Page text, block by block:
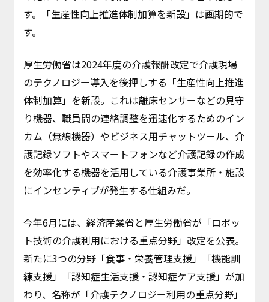
す。「生産性向上推進体制加算を新設」は画期的で
す。
厚生労働省は2024年度の介護報酬改定で介護現場
のテクノロジー導入を後押しする「生産性向上推進
体制加算」を新設。これは離床センサーなどの見守
り機器、職員間の連絡調整を迅速化するためのイン
カム（無線機器）やビジネス用チャットツール、介
護記録ソフトやスマートフォンなど介護記録の作成
を効率化する機器を活用している介護事業所・施設
にインセンティブが発生する仕組みだ。
今年6月には、経済産業省と厚生労働省が「ロボッ
ト技術の介護利用における重点分野」改定を公表。
新たに3つの分野「食事・栄養管理支援」「機能訓
練支援」「認知症生活支援・認知症ケア支援」が加
わり、名称が「介護テクノロジー利用の重点分野」